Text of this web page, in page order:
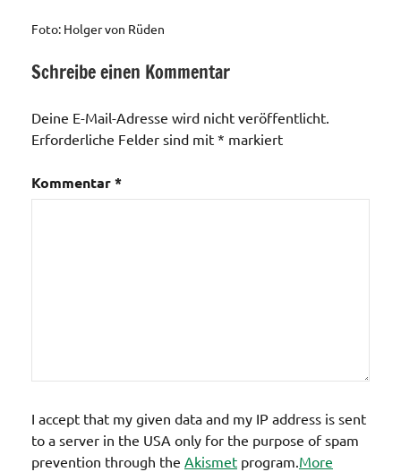
Foto: Holger von Rüden
Schreibe einen Kommentar
Deine E-Mail-Adresse wird nicht veröffentlicht.
Erforderliche Felder sind mit * markiert
Kommentar*
I accept that my given data and my IP address is sent
to a server in the USA only for the purpose of spam
prevention through the Akismet program.More